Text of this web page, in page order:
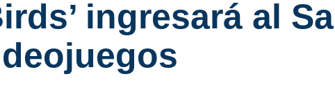
ingresará al